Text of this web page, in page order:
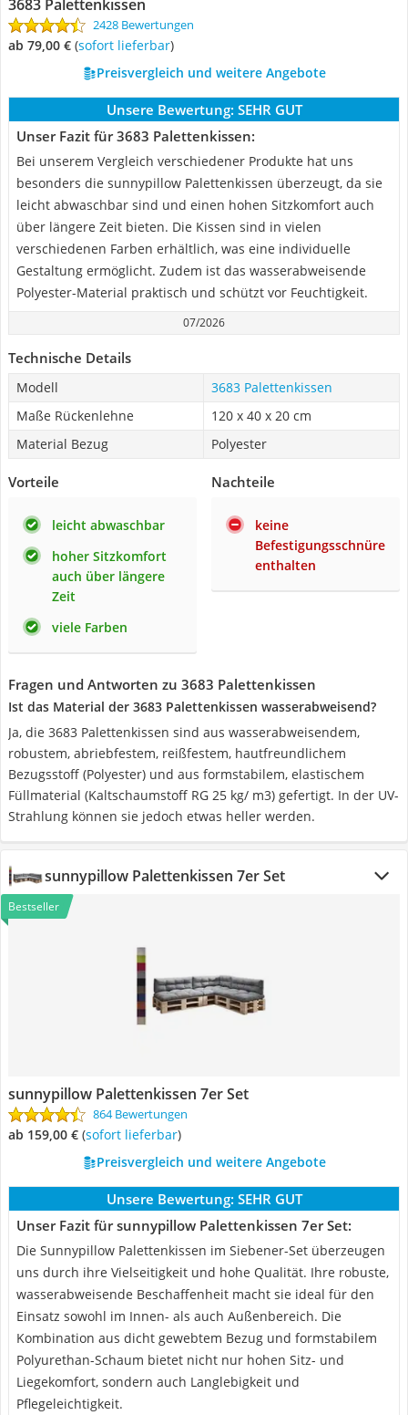
3683 Palettenkissen
2428 Bewertungen
ab 79,00 € ( Sofort lieferbar)
Preisvergleich und weitere Angebote
Unsere Bewertung: SEHR GUT
Unser Fazit für 3683 Palettenkissen:
Bei unserem Vergleich verschiedener Produkte hat uns
besonders die sunnypillow Palettenkissen überzeugt, da sie
leicht abwaschbar sind und einen hohen Sitzkomfort auch
über längere Zeit bieten. Die Kissen sind in vielen
verschiedenen Farben erhältlich, was eine individuelle
Gestaltung ermöglicht. Zudem ist das wasserabweisende
Polyester-Material praktisch und schützt vor Feuchtigkeit.
07/2026
Technische Details
Modell
3683 Palettenkissen
Maße Rückenlehne
120 x 40 x 20 cm
Material Bezug
Polyester
Vorteile
leicht abwaschbar
hoher Sitzkomfort
auch über längere
Zeit
viele Farben
Nachteile
keine
Befestigungsschnüre
enthalten
Fragen und Antworten zu 3683 Palettenkissen
Ist das Material der 3683 Palettenkissen wasserabweisend?
Ja, die 3683 Palettenkissen sind aus wasserabweisendem,
robustem, abriebfestem, reißfestem, hautfreundlichem
Bezugsstoff (Polyester) und aus formstabilem, elastischem
Füllmaterial (Kaltschaumstoff RG 25 kg/ m3) gefertigt. In der UV-
Strahlung können sie jedoch etwas heller werden.
sunnypillow Palettenkissen 7er Set
Bestseller
sunnypillow Palettenkissen 7er Set
864 Bewertungen
ab 159,00 € ( Sofort lieferbar)
Preisvergleich und weitere Angebote
Unsere Bewertung: SEHR GUT
Unser Fazit für sunnypillow Palettenkissen 7er Set:
Die Sunnypillow Palettenkissen im Siebener-Set überzeugen
uns durch ihre Vielseitigkeit und hohe Qualität. Ihre robuste,
wasserabweisende Beschaffenheit macht sie ideal für den
Einsatz sowohl im Innen- als auch Außenbereich. Die
Kombination aus dicht gewebtem Bezug und formstabilem
Polyurethan-Schaum bietet nicht nur hohen Sitz- und
Liegekomfort, sondern auch Langlebigkeit und
Pflegeleichtigkeit.